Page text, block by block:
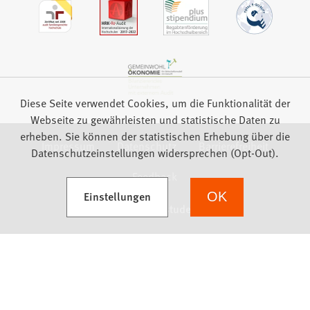
Impressum Datenschutz
Barrierefreiheit
Feedback
Diese Seite verwendet Cookies, um die Funktionalität der
Webseite zu gewährleisten und statistische Daten zu
erheben. Sie können der statistischen Erhebung über die
Datenschutzeinstellungen widersprechen (Opt-Out).
Einstellungen
(Öffnet in einem neuen Tab) OK